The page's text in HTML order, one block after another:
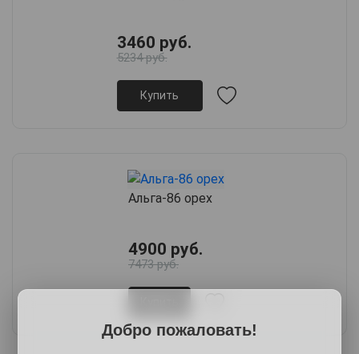
3460 руб.
5234 руб.
Купить
Альга-86 орех
4900 руб.
7473 руб.
Добро пожаловать!